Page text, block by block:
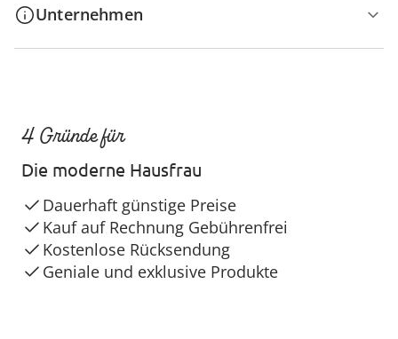
Unternehmen
4 Gründe für
Die moderne Hausfrau
Dauerhaft günstige Preise
Kauf auf Rechnung Gebührenfrei
Kostenlose Rücksendung
Geniale und exklusive Produkte